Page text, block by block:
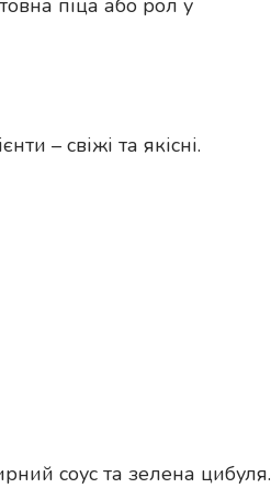
– свіжі та якісні.
соус та зелена цибуля.